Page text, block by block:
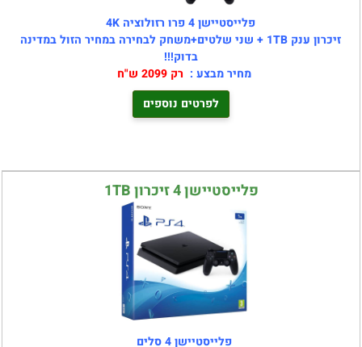
פלייסטיישן 4 פרו רזולוציה 4K
זיכרון ענק 1TB + שני שלטים+משחק לבחירה במחיר הזול במדינה
בדוק!!!
מחיר מבצע : רק 2099 ש"ח
לפרטים נוספים
פלייסטיישן 4 זיכרון 1TB
פלייסטיישן 4 סלים